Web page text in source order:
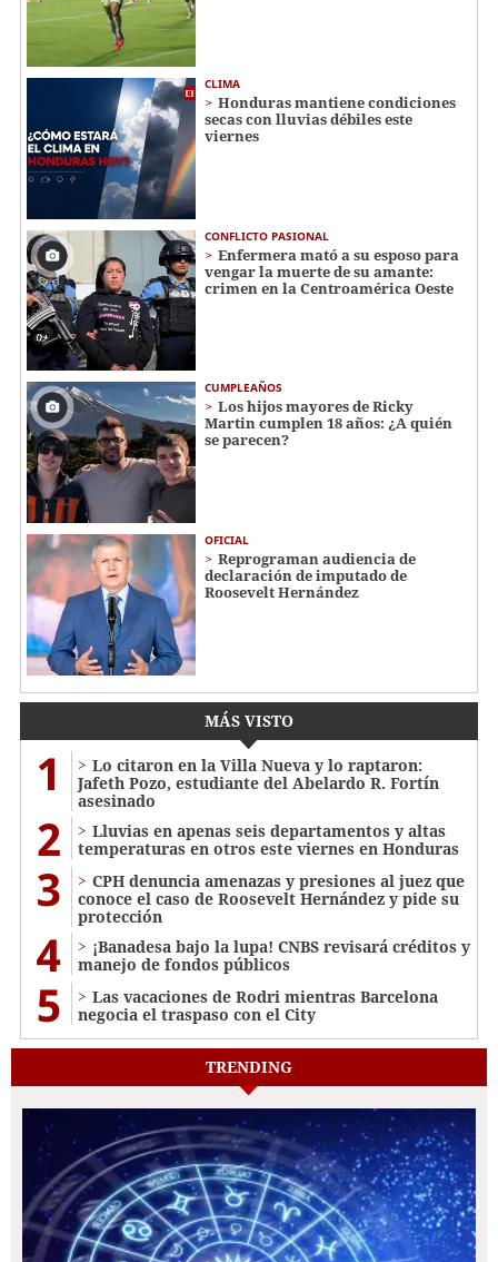
CLIMA
Honduras mantiene condiciones
secas con lluvias débiles este
viernes
CONFLICTO PASIONAL
Enfermera mató a su esposo para
vengar la muerte de su amante:
crimen en la Centroamérica Oeste
CUMPLEAÑOS
Los hijos mayores de Ricky
Martin cumplen 18 años: ¿A quién
se parecen?
OFICIAL
Reprograman audiencia de
declaración de imputado de
Roosevelt Hernández
MÁS VISTO
1
Lo citaron en la Villa Nueva y lo raptaron:
Jafeth Pozo, estudiante del Abelardo R. Fortín
asesinado
2
Lluvias en apenas seis departamentos y altas
temperaturas en otros este viernes en Honduras
3
CPH denuncia amenazas y presiones al juez que
conoce el caso de Roosevelt Hernández y pide su
protección
4
¡Banadesa bajo la lupa! CNBS revisará créditos y
manejo de fondos públicos
5
Las vacaciones de Rodri mientras Barcelona
negocia el traspaso con el City
TRENDING